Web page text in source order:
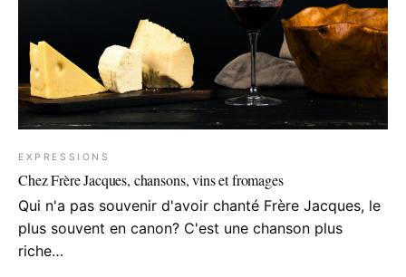
EXPRESSIONS
Chez Frère Jacques, chansons, vins et fromages
Qui n'a pas souvenir d'avoir chanté Frère Jacques, le
plus souvent en canon? C'est une chanson plus
riche…